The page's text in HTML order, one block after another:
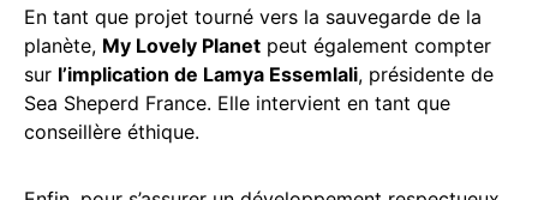
En tant que projet tourné vers la sauvegarde de la
planète, My Lovely Planet peut également compter
sur l’implication de Lamya Essemlali, présidente de
Sea Sheperd France. Elle intervient en tant que
conseillère éthique.